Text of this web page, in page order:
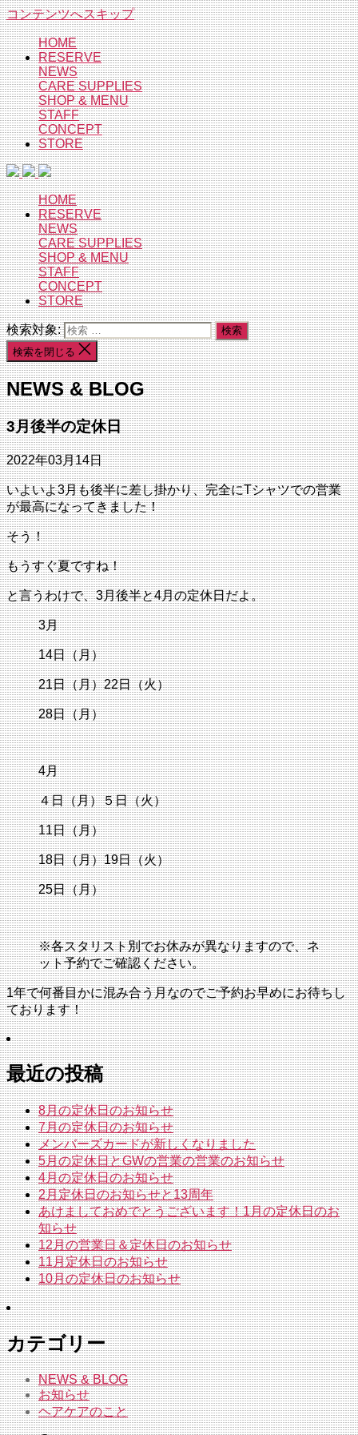
コンテンツへスキップ
HOME
RESERVE
NEWS
CARE SUPPLIES
SHOP & MENU
STAFF
CONCEPT
STORE
HOME
RESERVE
NEWS
CARE SUPPLIES
SHOP & MENU
STAFF
CONCEPT
STORE
検索対象:
検索を閉じる
NEWS & BLOG
3月後半の定休日
2022年03月14日
いよいよ3月も後半に差し掛かり、完全にTシャツでの営業
が最高になってきました！
そう！
もうすぐ夏ですね！
と言うわけで、3月後半と4月の定休日だよ。
3月
14日（月）
21日（月）22日（火）
28日（月）
4月
４日（月）５日（火）
11日（月）
18日（月）19日（火）
25日（月）
※各スタリスト別でお休みが異なりますので、ネ
ット予約でご確認ください。
1年で何番目かに混み合う月なのでご予約お早めにお待ちし
ております！
最近の投稿
8月の定休日のお知らせ
7月の定休日のお知らせ
メンバーズカードが新しくなりました
5月の定休日とGWの営業の営業のお知らせ
4月の定休日のお知らせ
2月定休日のお知らせと13周年
あけましておめでとうございます！1月の定休日のお
知らせ
12月の営業日＆定休日のお知らせ
11月定休日のお知らせ
10月の定休日のお知らせ
カテゴリー
NEWS & BLOG
お知らせ
ヘアケアのこと